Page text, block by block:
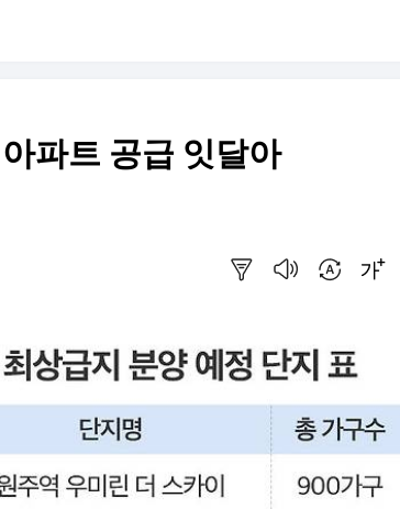
파트 공급 잇달아